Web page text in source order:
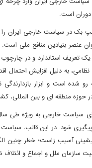
دوران است.
بک در سیاست خارجی ایران را
عنصر بنیادین منافع ملی است.
تعریف استاندارد و در
نظامی، به دلیل افزایش
شده است و ابزار
حوزه منطقه ای و بین المللی،
سیاست خارجی به ویژه طی
شود. در این قالب،
آسیب زاست؛ خطر چنین
سازمان ملل و اجماع و ائتلاف